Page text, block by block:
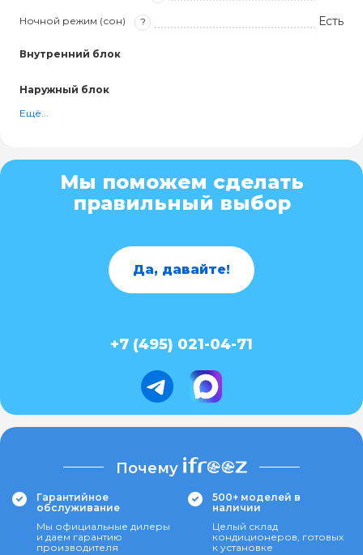
Ночной режим (сон) ? Есть
Внутренний блок
Наружный блок
Ещё...
Мы поможем сделать
правильный выбор
Да, давайте!
+7 (495) 021-04-71
Почему
Гарантийное
обслуживание
Мы официальные дилеры
и даем гарантию
производителя
500+ моделей в
наличии
Целый склад
кондиционеров, готовых
к установке